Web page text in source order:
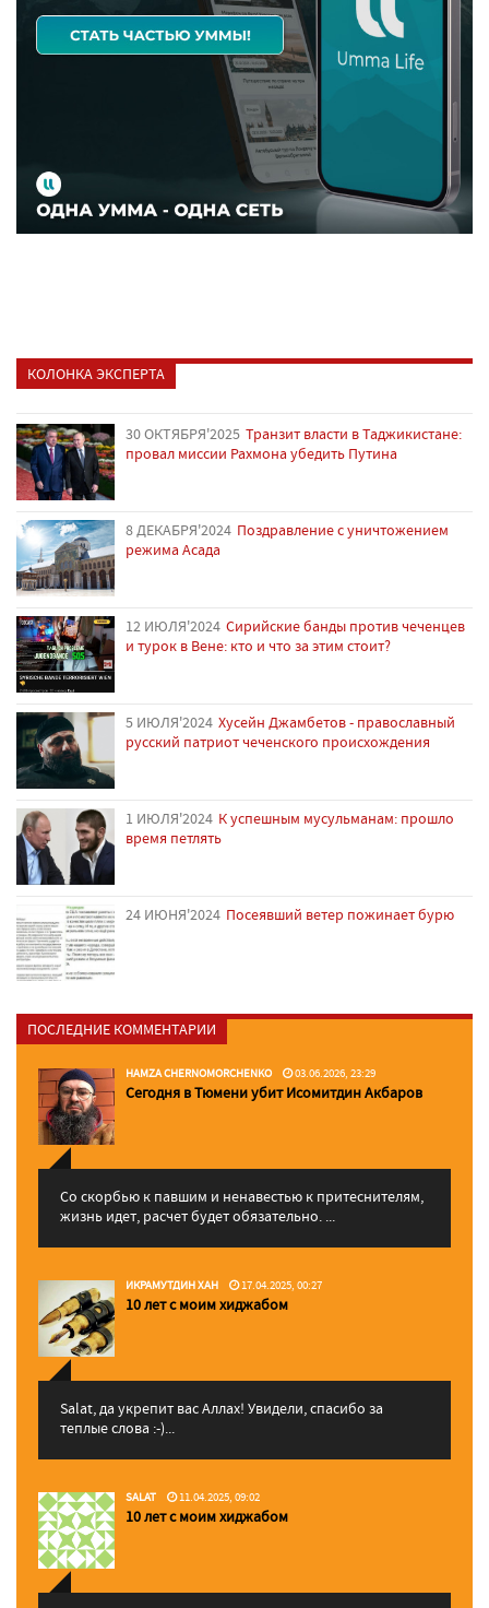
КОЛОНКА ЭКСПЕРТА
30 ОКТЯБРЯ'2025 Транзит власти в Таджикистане:
провал миссии Рахмона убедить Путина
8 ДЕКАБРЯ'2024 Поздравление с уничтожением
режима Асада
12 ИЮЛЯ'2024 Сирийские банды против чеченцев
и турок в Вене: кто и что за этим стоит?
5 ИЮЛЯ'2024 Хусейн Джамбетов - православный
русский патриот чеченского происхождения
1 ИЮЛЯ'2024 К успешным мусульманам: прошло
время петлять
24 ИЮНЯ'2024 Посеявший ветер пожинает бурю
ПОСЛЕДНИЕ КОММЕНТАРИИ
HAMZA CHERNOMORCHENKO 03.06.2026, 23:29
Сегодня в Тюмени убит Исомитдин Акбаров
Со скорбью к павшим и ненавестью к притеснителям,
жизнь идет, расчет будет обязательно. ...
ИКРАМУТДИН ХАН 17.04.2025, 00:27
10 лет с моим хиджабом
Salat, да укрепит вас Аллаx! Увидели, спасибо за
теплые слова :-)...
SALAT 11.04.2025, 09:02
10 лет с моим хиджабом